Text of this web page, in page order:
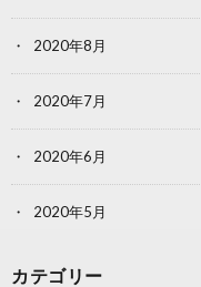
2020年8月
2020年7月
2020年6月
2020年5月
カテゴリー